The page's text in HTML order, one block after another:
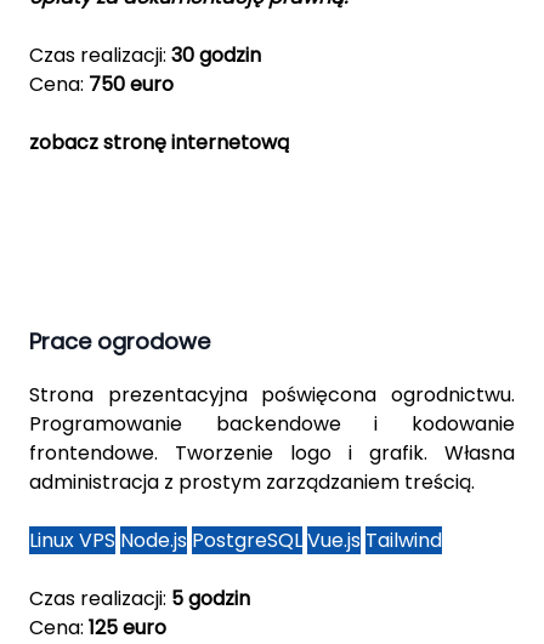
Czas realizacji: 30 godzin
Cena: 750 euro
zobacz stronę internetową
Prace ogrodowe
Strona prezentacyjna poświęcona ogrodnictwu.
Programowanie backendowe i kodowanie
frontendowe. Tworzenie logo i grafik. Własna
administracja z prostym zarządzaniem treścią.
Linux VPS Node.js PostgreSQLVue.js Tailwind
Czas realizacji: 5 godzin
Cena: 125 euro